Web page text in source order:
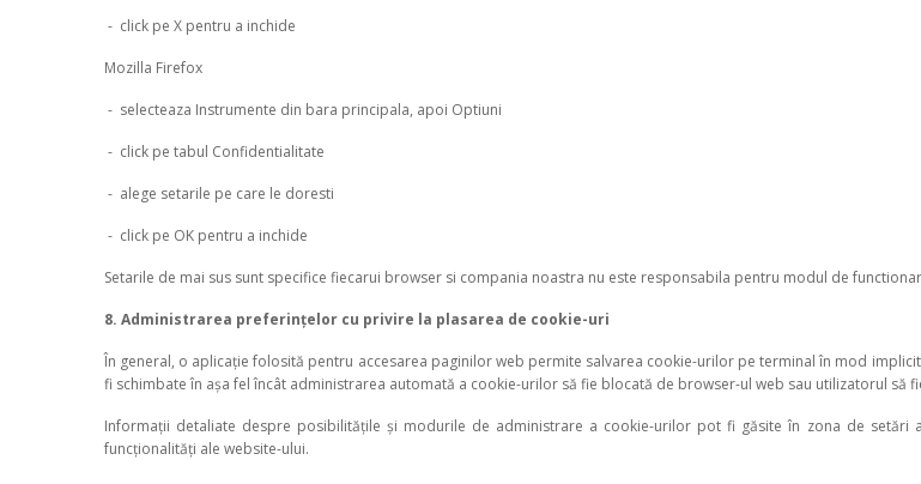
- click pe X pentru a inchide
Mozilla Firefox
- selecteaza Instrumente din bara principala, apoi Optiuni
- click pe tabul Confidentialitate
- alege setarile pe care le doresti
- click pe OK pentru a inchide
Setarile de mai sus sunt specifice fiecarui browser si compania noastra nu este responsabila pentru modul de
8. Administrarea preferințelor cu privire la plasarea de cookie-uri
În general, o aplicație folosită pentru accesarea paginilor web permite salvarea cookie-urilor pe terminal în mod
fi schimbate în așa fel încât administrarea automată a cookie-urilor să fie blocată de browser-ul web sau utilizatorul
Informații detaliate despre posibilitățile și modurile de administrare a cookie-urilor pot fi găsite în zona de setări
funcționalități ale website-ului.